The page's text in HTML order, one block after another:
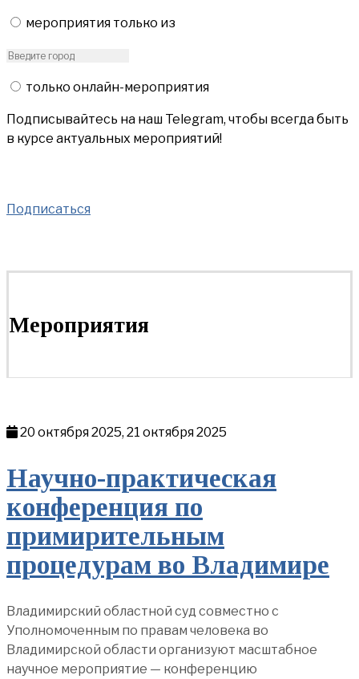
мероприятия только из
только онлайн-мероприятия
Подписывайтесь на наш Telegram, чтобы всегда быть
в курсе актуальных мероприятий!
Подписаться
Мероприятия
20 октября 2025, 21 октября 2025
Научно-практическая
конференция по
примирительным
процедурам во Владимире
Владимирский областной суд совместно с
Уполномоченным по правам человека во
Владимирской области организуют масштабное
научное мероприятие — конференцию